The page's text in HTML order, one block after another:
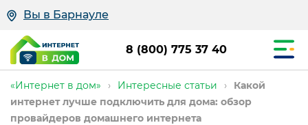
Вы в Барнауле
8 (800) 775 37 40
«Интернет в дом» › Интересные статьи ›
Какой
интернет лучше подключить для дома: обзор
провайдеров домашнего интернета